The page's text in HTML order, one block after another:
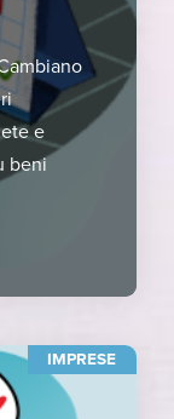
e
beni
IMPRESE